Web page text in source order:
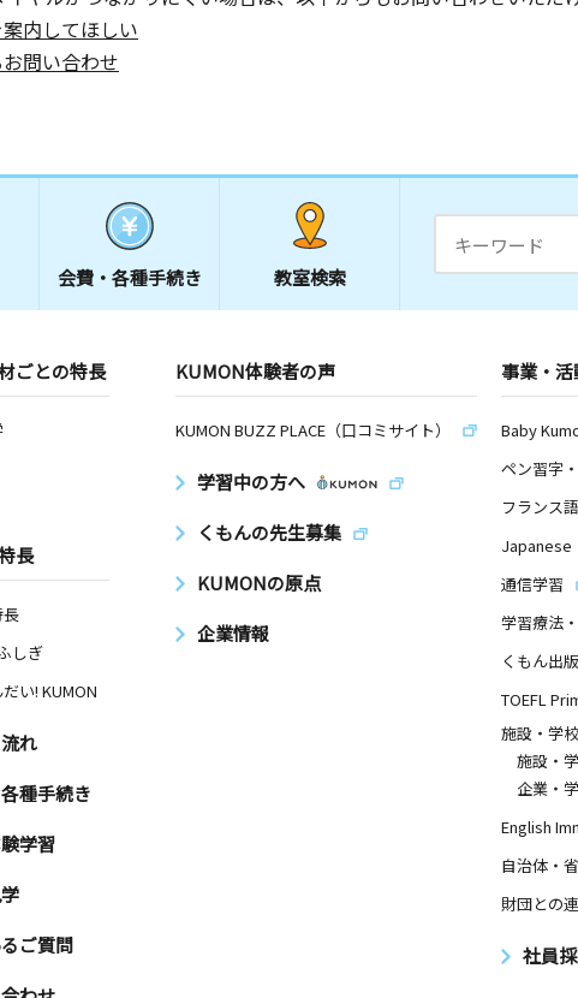
内してほしい
問い合わせ
会費・ 各種手続き 教室検索
ごとの特長
長
長
しぎ
い! KUMON
れ
種手続き
学習
ご質問
KUMON体験者の声
KUMON BUZZ PLACE（口コミサイト）
学習中の方へ
くもんの先生募集
KUMONの原点
企業情報
事業・活
Baby
ペン習字
フランス
Japanese
通信学習
学習療法
くもん出版
TOEFL
施設・学
施設・
企業・
English
自治体・
財団との
社員